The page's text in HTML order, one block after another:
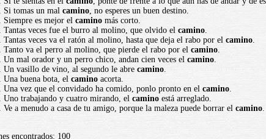
Si tomas un mal camino, no esperes un buen destino.
Siempre es mejor el camino más corto.
Tantas veces fue el burro al molino, que olvido el camino.
Tantas veces va el ratón al molino, hasta que deja el rabo por el camino.
Tanto va el perro al molino, que pierde el rabo por el camino.
Un mal orador y un perro chico, andan cien veces el camino.
Un vasillo de vino, al segundo le abre camino.
Una buena bota, el camino acorta.
Una vez que el convidado ha comido, ponlo pronto en el camino.
Uno trabajando y cuatro mirando, el camino está arreglado.
Ve a menudo a casa de tu amigo, porque la maleza puede borrar el camino.
encontrados: 100